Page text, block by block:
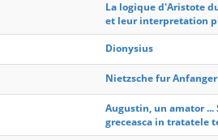
La logique d'Aristote
et leur interpretation
Dionysius
Nietzsche fur Anfanger
Augustin, un amator
greceasca in tratatele